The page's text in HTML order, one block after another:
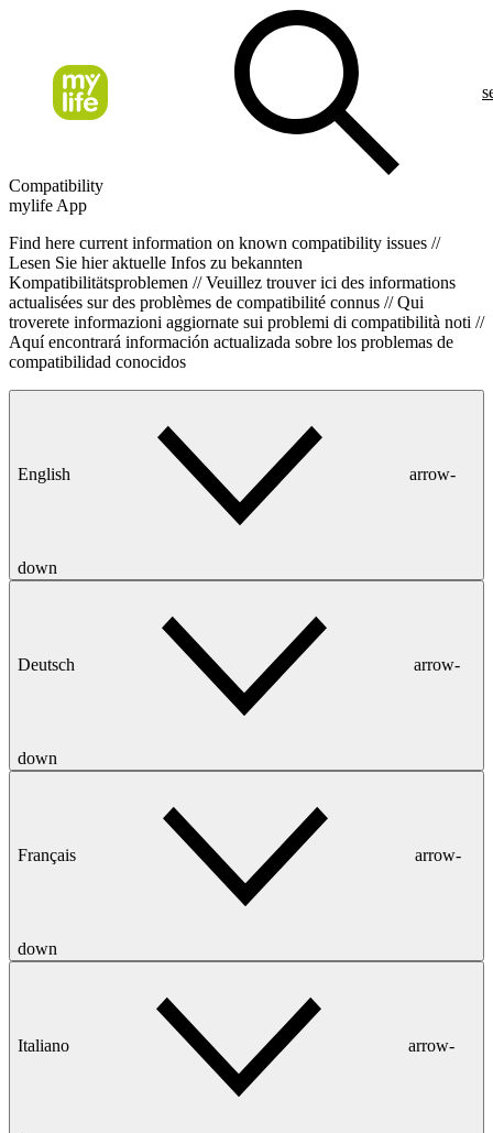
Compatibility
mylife App
Find here current information on known compatibility issues //
Lesen Sie hier aktuelle Infos zu bekannten
Kompatibilitätsproblemen // Veuillez trouver ici des informations
actualisées sur des problèmes de compatibilité connus // Qui
troverete informazioni aggiornate sui problemi di compatibilità noti //
Aquí encontrará información actualizada sobre los problemas de
compatibilidad conocidos
English arrow-
down
Deutsch arrow-
down
Français arrow-
down
Italiano arrow-